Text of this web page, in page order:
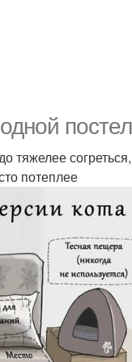
тяжелее
потеплее